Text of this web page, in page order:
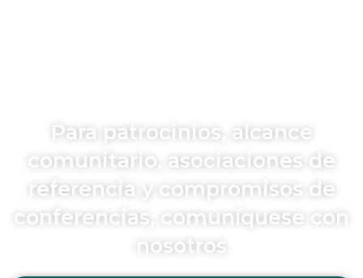
Para patrocinios, alcance
comunitario, asociaciones de
referencia y compromisos de
conferencias, comuníquese con
nosotros